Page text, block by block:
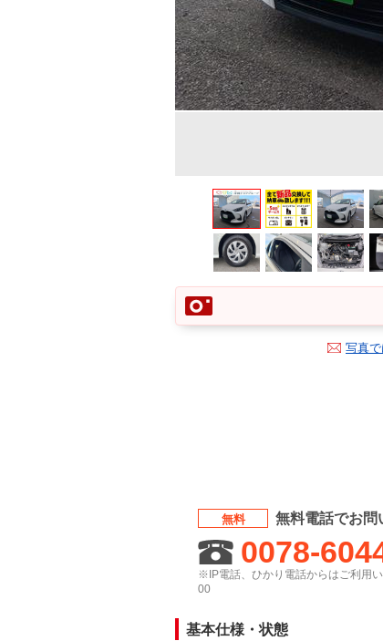
写真
無料 無料電話でお問
0078-
※IP電話、ひかり電話からはご利用
00
基本仕様・状態